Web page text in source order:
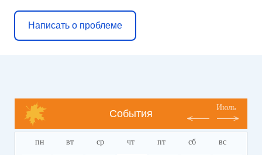
Написать о проблеме
События
Июль
пн вт ср чт пт сб вс